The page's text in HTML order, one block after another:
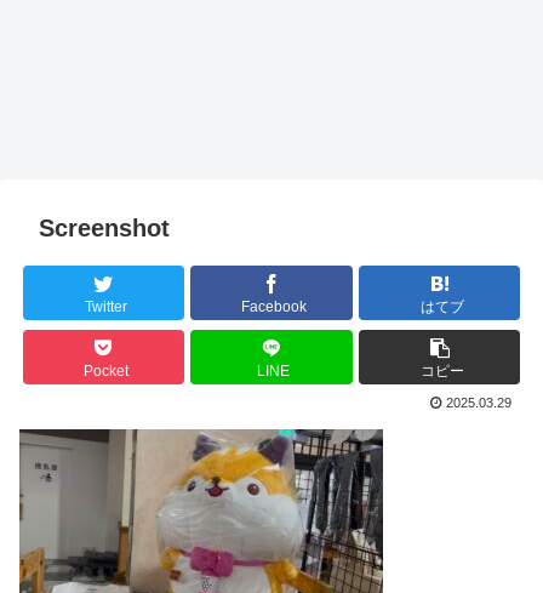
Screenshot
Twitter Facebook はてブ
Pocket LINE コピー
2025.03.29